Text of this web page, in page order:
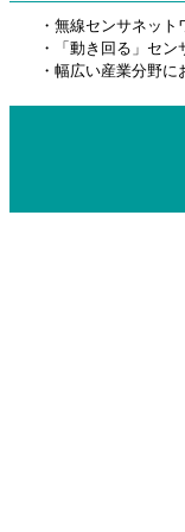
・無線センサネッ
・「動き回る」セ
・幅広い産業分野